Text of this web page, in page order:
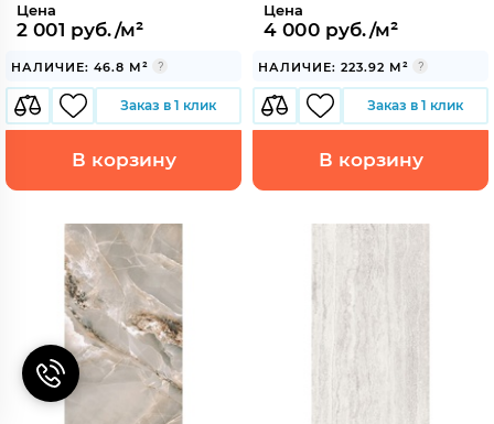
Цена
2 001 руб./м²
НАЛИЧИЕ: 46.8 М²
Заказ в 1 клик
В корзину
Цена
4 000 руб./м²
НАЛИЧИЕ: 223.92 М²
Заказ в 1 клик
В корзину